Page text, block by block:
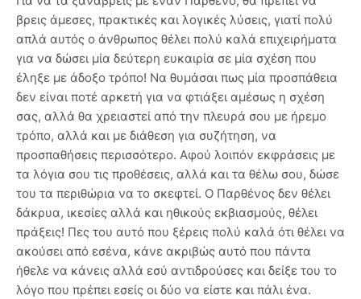
βρεις άμεσες, πρακτικές και λογικές λύσεις, γιατί πολύ
απλά αυτός ο άνθρωπος θέλει πολύ καλά επιχειρήματα
για να δώσει μία δεύτερη ευκαιρία σε μία σχέση που
έληξε με άδοξο τρόπο! Να θυμάσαι πως μία προσπάθεια
δεν είναι ποτέ αρκετή για να φτιάξει αμέσως η σχέση
σας, αλλά θα χρειαστεί από την πλευρά σου με ήρεμο
τρόπο, αλλά και με διάθεση για συζήτηση, να
προσπαθήσεις περισσότερο. Αφού λοιπόν εκφράσεις με
τα λόγια σου τις προθέσεις, αλλά και τα θέλω σου, δώσε
του τα περιθώρια να το σκεφτεί. Ο Παρθένος δεν θέλει
δάκρυα, ικεσίες αλλά και ηθικούς εκβιασμούς, θέλει
πράξεις! Πες του αυτό που ξέρεις πολύ καλά ότι θέλει να
ακούσει από εσένα, κάνε ακριβώς αυτό που πάντα
ήθελε να κάνεις αλλά εσύ αντιδρούσες και δείξε του το
λόγο που πρέπει εσείς οι δύο να είστε και πάλι ένα.